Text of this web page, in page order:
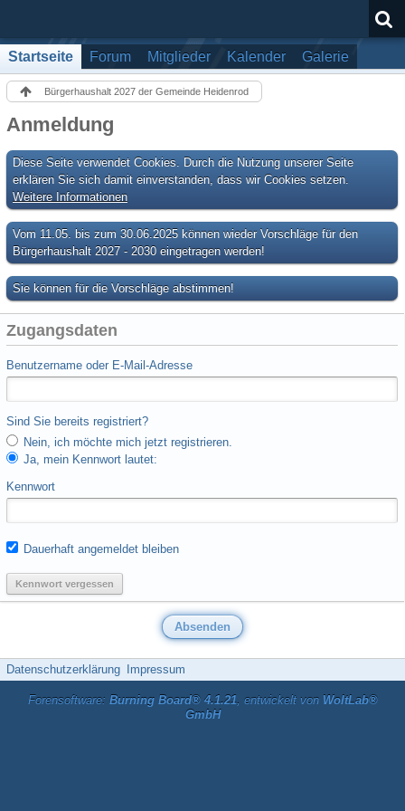
Startseite Forum Mitglieder Kalender Galerie
Bürgerhaushalt 2027 der Gemeinde Heidenrod
Anmeldung
Diese Seite verwendet Cookies. Durch die Nutzung unserer Seite
erklären Sie sich damit einverstanden, dass wir Cookies setzen.
Weitere Informationen
Vom 11.05. bis zum 30.06.2025 können wieder Vorschläge für den
Bürgerhaushalt 2027 - 2030 eingetragen werden!
Sie können für die Vorschläge abstimmen!
Zugangsdaten
Benutzername oder E-Mail-Adresse
Sind Sie bereits registriert?
Nein, ich möchte mich jetzt registrieren.
Ja, mein Kennwort lautet:
Kennwort
Dauerhaft angemeldet bleiben
Kennwort vergessen
Datenschutzerklärung Impressum
Forensoftware: Burning Board® 4.1.21, entwickelt von WoltLab®
GmbH